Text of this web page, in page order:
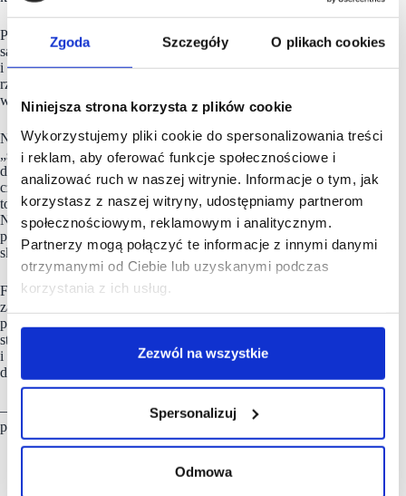
Zgoda Szczegóły O plikach cookies
Niniejsza strona korzysta z plików cookie
Wykorzystujemy pliki cookie do spersonalizowania treści
i reklam, aby oferować funkcje społecznościowe i
analizować ruch w naszej witrynie. Informacje o tym, jak
korzystasz z naszej witryny, udostępniamy partnerom
społecznościowym, reklamowym i analitycznym.
Partnerzy mogą połączyć te informacje z innymi danymi
otrzymanymi od Ciebie lub uzyskanymi podczas
korzystania z ich usług.
Zezwól na wszystkie
Spersonalizuj
Odmowa
Po drugie, warto nawiązać kontakt z innymi osobami, które
są już franczyzobiorcami w danej sieci. Ich doświadczenia
i opinie mogą dostarczyć cennych informacji na temat
rzeczywistych warunków współpracy oraz potencjalnych
wyzwań.
Nie należy bać się zadawania pytań, nawet tych pozornie
„śmiesznych” czy drobnych. Pełne zrozumienie mechanizmów
działania franczyzy pomoże uniknąć nieporozumień
czy rozczarowań w przyszłości.Kolejny istotny punkt
to ostrożność w podpisywaniu dokumentów i weksli.
Nie należy podejmować decyzji pochopnie, warto dokładnie
przeanalizować każdy dokument oraz zrozumieć potencjalne
skutki związane z daną transakcją.
Fit Cake podkreśla, że kluczowe dla osiągnięcia sukcesu
zarówno dla marki, jak i dla jej partnerów są przejrzystość,
profesjonalizm oraz długotrwała współpraca. Dążąc do nowego
standardu w biznesie, firma stawia na uczciwe relacje
i zrozumienie pomiędzy stronami, co stanowi fundament ich
działalności.
– Chcemy być „ perłą w koronie rynku franczyzowego ”
podsumowuje Rafał Kościuk.